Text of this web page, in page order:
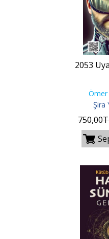
2053
Ömer
Şira
750,00